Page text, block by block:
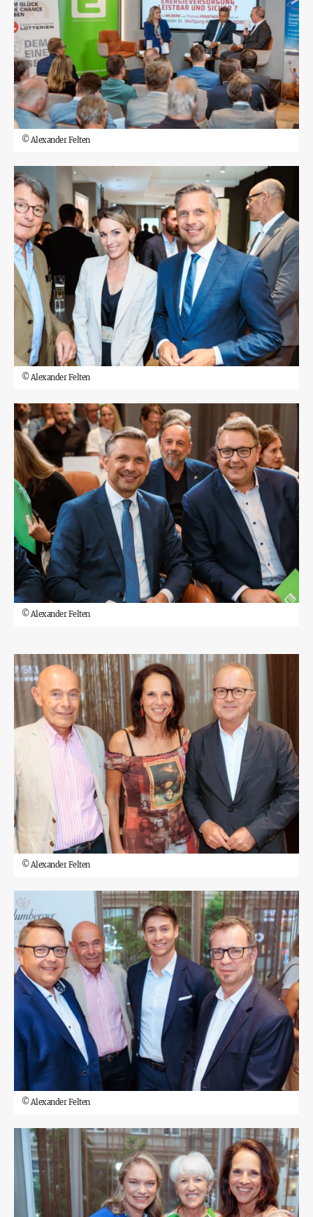
©Alexander Felten
©Alexander Felten
©Alexander Felten
©Alexander Felten
©Alexander Felten